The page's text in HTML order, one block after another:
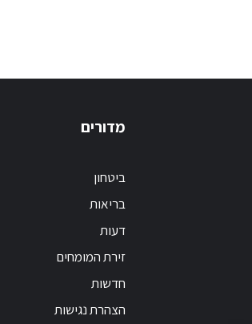
מדורים
ביטחון
בריאות
דעות
זירת המומחים
חדשות
הצהרת נגישות